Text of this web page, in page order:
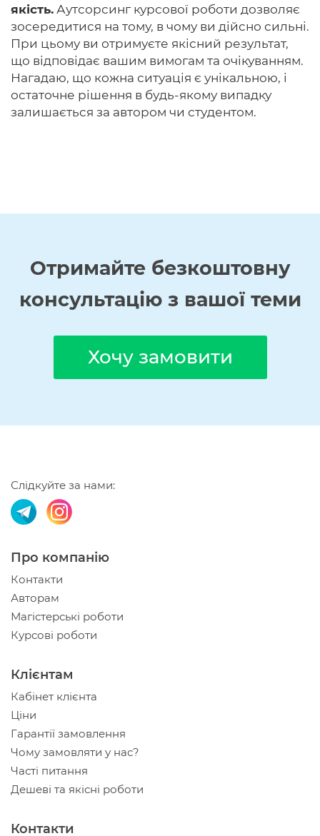
якість. Аутсорсинг курсової роботи дозволяє
зосередитися на тому, в чому ви дійсно сильні.
При цьому ви отримуєте якісний результат,
що відповідає вашим вимогам та очікуванням.
Нагадаю, що кожна ситуація є унікальною, і
остаточне рішення в будь-якому випадку
залишається за автором чи студентом.
Отримайте безкоштовну
консультацію з вашої теми
Хочу замовити
Слідкуйте за нами:
Про компанію
Контакти
Авторам
Магістерські роботи
Курсові роботи
Клієнтам
Кабінет клієнта
Ціни
Гарантії замовлення
Чому замовляти у нас?
Часті питання
Дешеві та якісні роботи
Контакти